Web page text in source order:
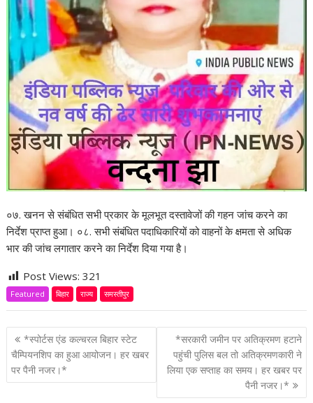
०७. खनन से संबंधित सभी प्रकार के मूलभूत दस्तावेजों की गहन जांच करने का
निर्देश प्राप्त हुआ। ०८. सभी संबंधित पदाधिकारियों को वाहनों के क्षमता से अधिक
भार की जांच लगातार करने का निर्देश दिया गया है।
Post Views:321
Featured बिहार राज्य समस्तीपुर
P
o
s
*स्पोर्टस एंड कल्चरल बिहार स्टेट
चैम्पियनशिप का हुआ आयोजन। हर खबर
पर पैनी नजर।*
*सरकारी जमीन पर अतिक्रमण हटाने
पहुंची पुलिस बल तो अतिक्रमणकारी ने
लिया एक सप्ताह का समय। हर खबर पर
पैनी नजर।*